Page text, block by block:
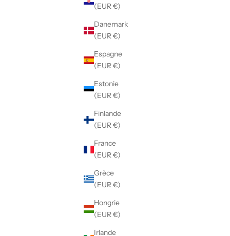
(EUR €)
Danemark
(EUR €)
Espagne
(EUR €)
Estonie
(EUR €)
Finlande
(EUR €)
France
(EUR €)
Grèce
(EUR €)
Hongrie
(EUR €)
Irlande